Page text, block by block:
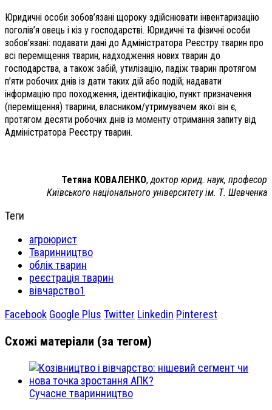
Юридичні особи зобов’язані щороку здійснювати інвентаризацію
поголів’я овець і кіз у господарстві. Юридичні та фізичні особи
зобов’язані: подавати дані до Адміністратора Реєстру тварин про
всі переміщення тварин, надходження нових тварин до
господарства, а також забій, утилізацію, падіж тварин протягом
п’яти робочих днів із дати таких дій або подій; надавати
інформацію про походження, ідентифікацію, пункт призначення
(переміщення) тварини, власником/утримувачем якої він є,
протягом десяти робочих днів із моменту отримання запиту від
Адміністратора Реєстру тварин.
Тетяна КОВАЛЕНКО,доктор юрид. наук, професор
Київського національного університету ім. Т. Шевченка
Теги
агроюрист
Тваринництво
облік тварин
реєстрація тварин
вівчарство1
Facebook Google Plus Twitter Linkedin Pinterest
Схожі матеріали (за тегом)
Сучасне тваринництво